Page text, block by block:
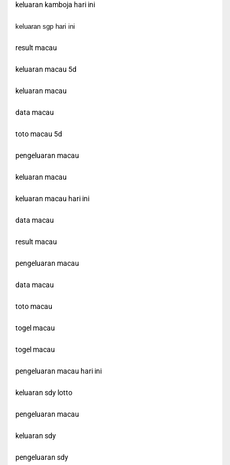
keluaran kamboja hari ini
keluaran sgp hari ini
result macau
keluaran macau 5d
keluaran macau
data macau
toto macau 5d
pengeluaran macau
keluaran macau
keluaran macau hari ini
data macau
result macau
pengeluaran macau
data macau
toto macau
togel macau
togel macau
pengeluaran macau hari ini
keluaran sdy lotto
pengeluaran macau
keluaran sdy
pengeluaran sdy